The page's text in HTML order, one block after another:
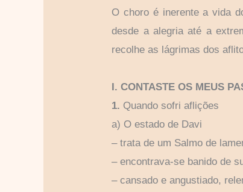
O choro é inerente a vida
desde a alegria até a
recolhe as lágrimas dos
I. CONTASTE OS MEUS
1. Quando sofri aflições
a) O estado de Davi
– trata de um Salmo de
– encontrava-se banido de
– cansado e angustiado,